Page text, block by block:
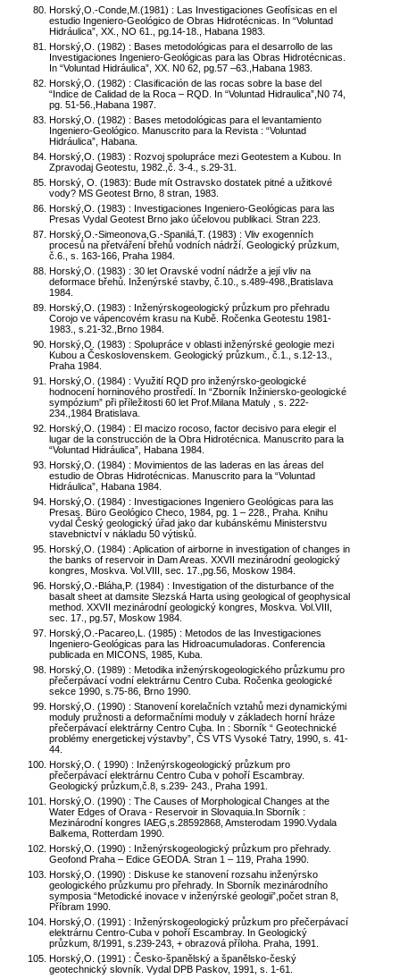
Horský,O.-Conde,M.(1981) : Las Investigaciones Geofísicas en el
estudio Ingeniero-Geológico de Obras Hidrotécnicas. In “Voluntad
Hidráulica”, XX., NO 61., pg.14-18., Habana 1983.
Horský,O. (1982) : Bases metodológicas para el desarrollo de las
Investigaciones Ingeniero-Geológicas para las Obras Hidrotécnicas.
In “Voluntad Hidráulica”, XX. N0 62, pg.57 –63.,Habana 1983.
Horský,O. (1982) : Clasificación de las rocas sobre la base del
“Indice de Calidad de la Roca – RQD. In “Voluntad Hidraulica”,N0 74,
pg. 51-56.,Habana 1987.
Horský,O. (1982) : Bases metodológicas para el levantamiento
Ingeniero-Geológico. Manuscrito para la Revista : “Voluntad
Hidráulica”, Habana.
Horský,O. (1983) : Rozvoj spolupráce mezi Geotestem a Kubou. In
Zpravodaj Geotestu, 1982.,č. 3-4., s.29-31.
Horský, O. (1983): Bude mít Ostravsko dostatek pitné a užitkové
vody? MS Geotest Brno, 8 stran, 1983.
Horský,O. (1983) : Investigaciones Ingeniero-Geológicas para las
Presas Vydal Geotest Brno jako účelovou publikaci. Stran 223.
Horský,O.-Simeonova,G.-Spanilá,T. (1983) : Vliv exogenních
procesů na přetváření břehů vodních nádrží. Geologický průzkum,
č.6., s. 163-166, Praha 1984.
Horský,O. (1983) : 30 let Oravské vodní nádrže a její vliv na
deformace břehů. Inženýrské stavby, č.10., s.489-498.,Bratislava
1984.
Horský,O. (1983) : Inženýrskogeologický průzkum pro přehradu
Corojo ve vápencovém krasu na Kubě. Ročenka Geotestu 1981-
1983., s.21-32.,Brno 1984.
Horský,O. (1983) : Spolupráce v oblasti inženýrské geologie mezi
Kubou a Československem. Geologický průzkum., č.1., s.12-13.,
Praha 1984.
Horský,O. (1984) : Využití RQD pro inženýrsko-geologické
hodnocení horninového prostředí. In “Zborník Inžiniersko-geologické
sympózium” při příležitosti 60 let Prof.Milana Matuly , s. 222-
234.,1984 Bratislava.
Horský,O. (1984) : El macizo rocoso, factor decisivo para elegir el
lugar de la construcción de la Obra Hidrotécnica. Manuscrito para la
“Voluntad Hidráulica”, Habana 1984.
Horský,O. (1984) : Movimientos de las laderas en las áreas del
estudio de Obras Hidrotécnicas. Manuscrito para la “Voluntad
Hidráulica”, Habana 1984.
Horský,O. (1984) : Investigaciones Ingeniero Geológicas para las
Presas. Büro Geológico Checo, 1984, pg. 1 – 228., Praha. Knihu
vydal Český geologický úřad jako dar kubánskému Ministerstvu
stavebnictví v nákladu 50 výtisků.
Horský,O. (1984) : Aplication of airborne in investigation of changes in
the banks of reservoir in Dam Areas. XXVII mezinárodní geologický
kongres, Moskva. Vol.VIII, sec. 17.,pg.56, Moskow 1984.
Horský,O.-Bláha,P. (1984) : Investigation of the disturbance of the
basalt sheet at damsite Slezská Harta using geological of geophysical
method. XXVII mezinárodní geologický kongres, Moskva. Vol.VIII,
sec. 17., pg.57, Moskow 1984.
Horský,O.-Pacareo,L. (1985) : Metodos de las Investigaciones
Ingeniero-Geológicas para las Hidroacumuladoras. Conferencia
publicada en MICONS, 1985, Kuba.
Horský,O. (1989) : Metodika inženýrskogeologického průzkumu pro
přečerpávací vodní elektrárnu Centro Cuba. Ročenka geologické
sekce 1990, s.75-86, Brno 1990.
Horský,O. (1990) : Stanovení korelačních vztahů mezi dynamickými
moduly pružnosti a deformačními moduly v základech horní hráze
přečerpávací elektrárny Centro Cuba. In : Sborník “ Geotechnické
problémy energetickej výstavby”, ČS VTS Vysoké Tatry, 1990, s. 41-
44.
Horský,O. ( 1990) : Inženýrskogeologický průzkum pro
přečerpávací elektrárnu Centro Cuba v pohoří Escambray.
Geologický průzkum,č.8, s.239- 243., Praha 1991.
Horský,O. (1990) : The Causes of Morphological Changes at the
Water Edges of Orava - Reservoir in Slovaquia.In Sborník :
Mezinárodní kongres IAEG,s.28592868, Amsterodam 1990.Vydala
Balkema, Rotterdam 1990.
Horský,O. (1990) : Inženýrskogeologický průzkum pro přehrady.
Geofond Praha – Edice GEODA. Stran 1 – 119, Praha 1990.
Horský,O. (1990) : Diskuse ke stanovení rozsahu inženýrsko
geologického průzkumu pro přehrady. In Sborník mezinárodního
symposia “Metodické inovace v inženýrské geologii”,počet stran 8,
Příbram 1990.
Horský,O. (1991) : Inženýrskogeologický průzkum pro přečerpávací
elektrárnu Centro-Cuba v pohoří Escambray. In Geologický
průzkum, 8/1991, s.239-243, + obrazová příloha. Praha, 1991.
Horský,O. (1991) : Česko-španělský a španělsko-český
geotechnický slovník. Vydal DPB Paskov, 1991, s. 1-61.